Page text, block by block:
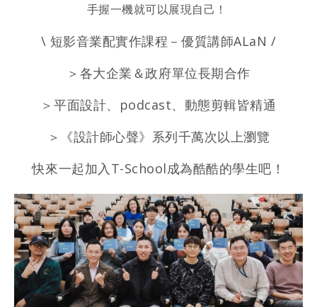
⼿握⼀機就可以展現⾃⼰！
\ 短影⾳業配實作課程－優質講師ALaN /
＞各⼤企業＆政府單位⻑期合作
＞平⾯設計、podcast、動態剪輯皆精通
＞《設計師⼼聲》系列千萬次以上瀏覽
快來⼀起加⼊T-School成為酷酷的學⽣吧！